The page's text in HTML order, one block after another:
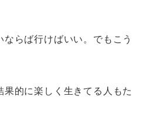
ならば行けばいい。でもこう
的に楽しく生きてる人もた